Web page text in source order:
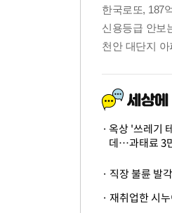
옥상 '쓰레기
데…과태료 3